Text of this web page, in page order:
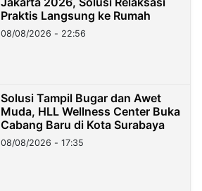
Praktis Langsung ke Rumah
08/08/2026 - 22:56
Solusi Tampil Bugar dan Awet
Muda, HLL Wellness Center Buka
Cabang Baru di Kota Surabaya
08/08/2026 - 17:35